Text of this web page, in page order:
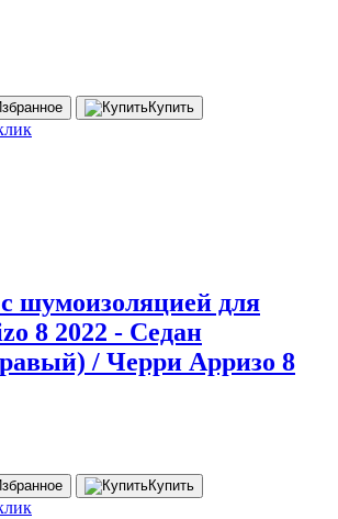
Купить
шумоизоляцией для
8 2022 - Седан
/ Черри Арризо 8
Купить